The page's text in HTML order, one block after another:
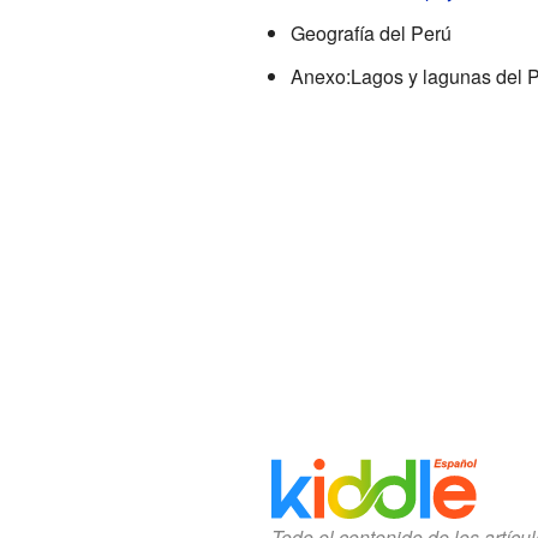
Geografía del Perú
Anexo:Lagos y lagunas del